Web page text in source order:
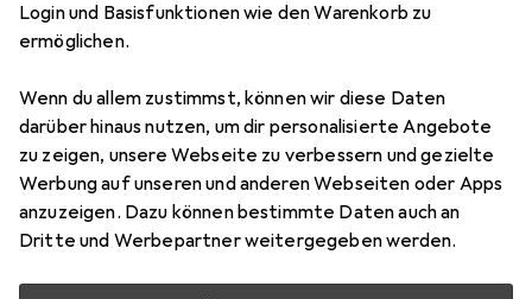
Login und Basisfunktionen wie den Warenkorb zu
ermöglichen.
Wenn du allem zustimmst, können wir diese Daten
darüber hinaus nutzen, um dir personalisierte Angebote
zu zeigen, unsere Webseite zu verbessern und gezielte
Werbung auf unseren und anderen Webseiten oder Apps
anzuzeigen. Dazu können bestimmte Daten auch an
Dritte und Werbepartner weitergegeben werden.